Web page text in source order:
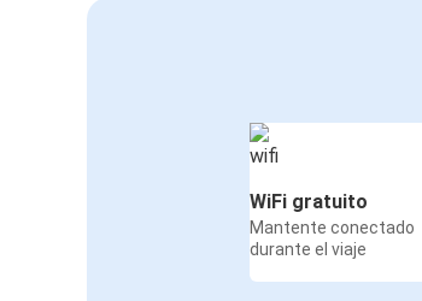
WiFi gratuito
Mantente conectado
durante el viaje